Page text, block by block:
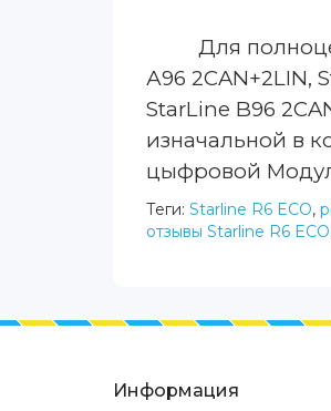
Для
А96 2CAN+2LIN,
StarLine B96 2
изначальной в
цыфровой
Теги: Starline R6 ECO,
отзывы Starline R6 ECO
Информация